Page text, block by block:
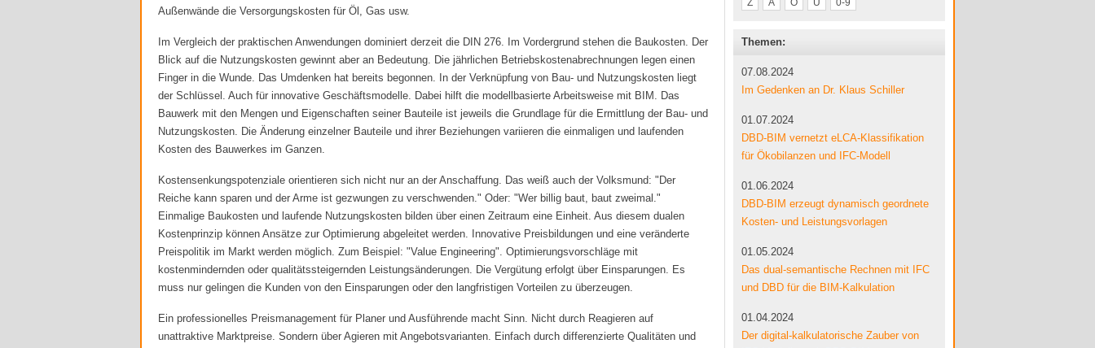
Außenwände die Versorgungskosten für Öl, Gas usw.
Im Vergleich der praktischen Anwendungen dominiert derzeit die DIN 276. Im Vordergrund stehen die Baukosten. Der
Blick auf die Nutzungskosten gewinnt aber an Bedeutung. Die jährlichen Betriebskostenabrechnungen legen einen
Finger in die Wunde. Das Umdenken hat bereits begonnen. In der Verknüpfung von Bau- und Nutzungskosten liegt
der Schlüssel. Auch für innovative Geschäftsmodelle. Dabei hilft die modellbasierte Arbeitsweise mit BIM. Das
Bauwerk mit den Mengen und Eigenschaften seiner Bauteile ist jeweils die Grundlage für die Ermittlung der Bau- und
Nutzungskosten. Die Änderung einzelner Bauteile und ihrer Beziehungen variieren die einmaligen und laufenden
Kosten des Bauwerkes im Ganzen.
Kostensenkungspotenziale orientieren sich nicht nur an der Anschaffung. Das weiß auch der Volksmund: "Der
Reiche kann sparen und der Arme ist gezwungen zu verschwenden." Oder: "Wer billig baut, baut zweimal."
Einmalige Baukosten und laufende Nutzungskosten bilden über einen Zeitraum eine Einheit. Aus diesem dualen
Kostenprinzip können Ansätze zur Optimierung abgeleitet werden. Innovative Preisbildungen und eine veränderte
Preispolitik im Markt werden möglich. Zum Beispiel: "Value Engineering". Optimierungsvorschläge mit
kostenmindernden oder qualitätssteigernden Leistungsänderungen. Die Vergütung erfolgt über Einsparungen. Es
muss nur gelingen die Kunden von den Einsparungen oder den langfristigen Vorteilen zu überzeugen.
Ein professionelles Preismanagement für Planer und Ausführende macht Sinn. Nicht durch Reagieren auf
unattraktive Marktpreise. Sondern über Agieren mit Angebotsvarianten. Einfach durch differenzierte Qualitäten und
Z
Ä Ö Ü 0-9
Themen:
07.08.2024
Im Gedenken an Dr. Klaus Schiller
01.07.2024
DBD-BIM vernetzt eLCA-Klassifikation
für Ökobilanzen und IFC-Modell
01.06.2024
DBD-BIM erzeugt dynamisch geordnete
Kosten- und Leistungsvorlagen
01.05.2024
Das dual-semantische Rechnen mit IFC
und DBD für die BIM-Kalkulation
01.04.2024
Der digital-kalkulatorische Zauber von